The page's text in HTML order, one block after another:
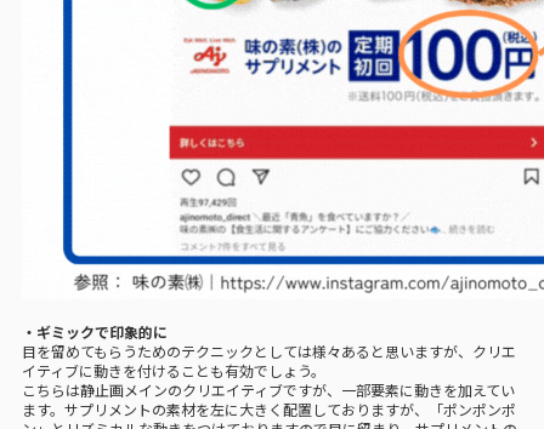
・ギミックで印象的に
目を留めてもらうためのテクニックとしては様々あると思いますが、クリエ
イティブに動きを付けることも有効でしょう。
こちらは静止画メインのクリエイティブですが、一部要素に動きを加えてい
ます。サプリメントの素材を左に大きく配置しておりますが、「ポンポンポ